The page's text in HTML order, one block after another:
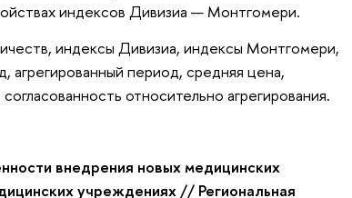
индексов Дивизиа — Монтгомери.
индексы Дивизиа, индексы Монтгомери,
период, средняя цена,
относительно агрегирования.
внедрения новых медицинских
учреждениях // Региональная